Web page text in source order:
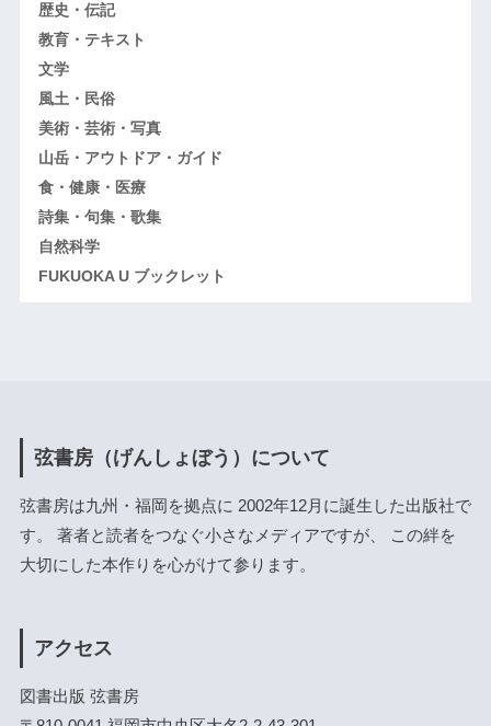
歴史・伝記
教育・テキスト
文学
風土・民俗
美術・芸術・写真
山岳・アウトドア・ガイド
食・健康・医療
詩集・句集・歌集
自然科学
FUKUOKA U ブックレット
弦書房（げんしょぼう）について
弦書房は九州・福岡を拠点に 2002年12月に誕生した出版社で
す。 著者と読者をつなぐ小さなメディアですが、 この絆を
大切にした本作りを心がけて参ります。
アクセス
図書出版 弦書房